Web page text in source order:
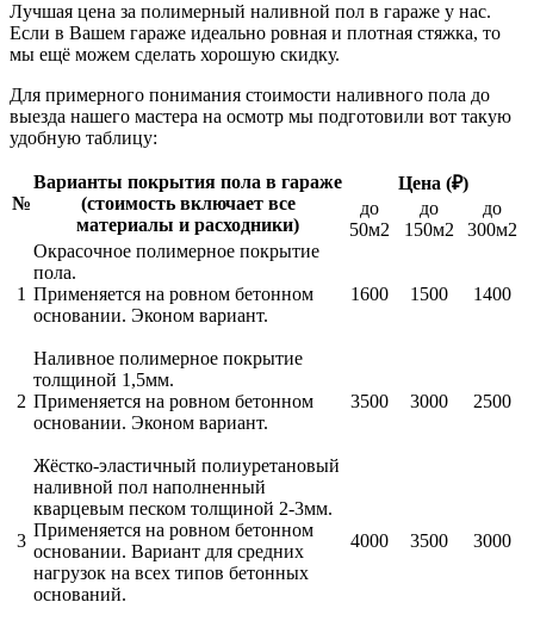
Лучшая цена за полимерный наливной пол в гараже у нас.
Если в Вашем гараже идеально ровная и плотная стяжка, то
мы ещё можем сделать хорошую скидку.
Для примерного понимания стоимости наливного пола до
выезда нашего мастера на осмотр мы подготовили вот такую
удобную таблицу:
№
Варианты покрытия пола в гараже
(стоимость включает все
материалы и расходники)
Цена (₽)
до
50м2
до
150м2
до
300м2
1
Окрасочное полимерное покрытие
пола.
Применяется на ровном бетонном
основании. Эконом вариант.
1600 1500 1400
2
Наливное полимерное покрытие
толщиной 1,5мм.
Применяется на ровном бетонном
основании. Эконом вариант.
3500 3000 2500
3
Жёстко-эластичный полиуретановый
наливной пол наполненный
кварцевым песком толщиной 2-3мм.
Применяется на ровном бетонном
основании. Вариант для средних
нагрузок на всех типов бетонных
оснований.
4000 3500 3000